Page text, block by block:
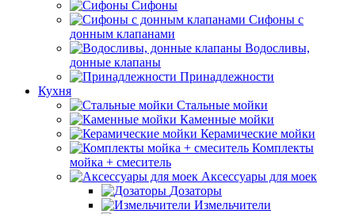
Сифоны
Сифоны с
донным клапанами
Водосливы,
донные клапаны
Принадлежности
Кухня
Стальные мойки
Каменные мойки
Керамические мойки
Комплекты
мойка + смеситель
Аксессуары для моек
Дозаторы
Измельчители